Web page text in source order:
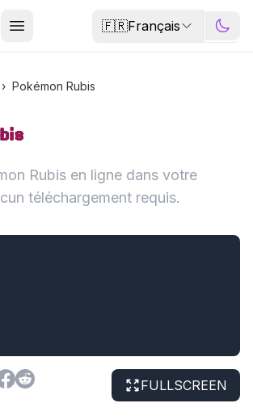
🇫🇷Français
› Pokémon Rubis
Rubis en ligne dans votre
téléchargement requis.
FULLSCREEN